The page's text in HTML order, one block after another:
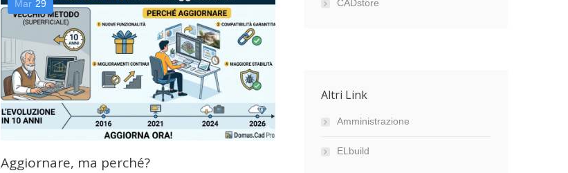
Mar 29
Aggiornare, ma perché?
CADstore
Altri Link
Amministrazione
ELbuild